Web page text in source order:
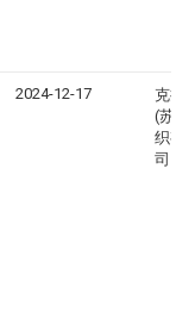
2024-12-17
克拉
(苏州
织有
司